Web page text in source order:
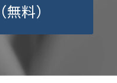
料）